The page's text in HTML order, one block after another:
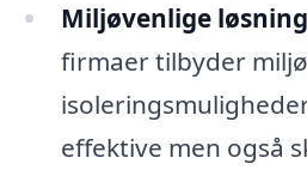
Miljøvenlige
firmaer tilbyder
effektive men også